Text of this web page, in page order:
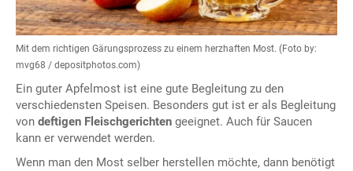
Mit dem richtigen Gärungsprozess zu einem herzhaften Most. (Foto by:
mvg68 / depositphotos.com)
Ein guter Apfelmost ist eine gute Begleitung zu den
verschiedensten Speisen. Besonders gut ist er als Begleitung
von deftigen Fleischgerichten geeignet. Auch für Saucen
kann er verwendet werden.
Wenn man den Most selber herstellen möchte, dann benötigt